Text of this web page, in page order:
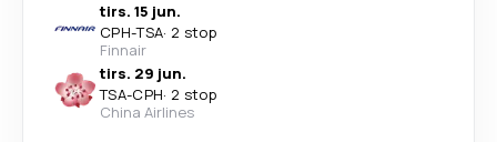
tirs. 15 jun.
CPH-TSA· 2 stop
Finnair
tirs. 29 jun.
TSA-CPH· 2 stop
China Airlines